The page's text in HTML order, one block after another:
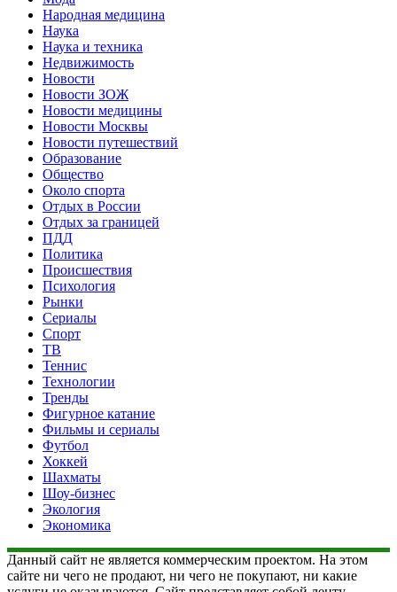
Народная медицина
Наука
Наука и техника
Недвижимость
Новости
Новости ЗОЖ
Новости медицины
Новости Москвы
Новости путешествий
Образование
Общество
Около спорта
Отдых в России
Отдых за границей
ПДД
Политика
Происшествия
Психология
Рынки
Сериалы
Спорт
ТВ
Теннис
Технологии
Тренды
Фигурное катание
Фильмы и сериалы
Футбол
Хоккей
Шахматы
Шоу-бизнес
Экология
Экономика
Данный сайт не является коммерческим проектом. На этом
сайте ни чего не продают, ни чего не покупают, ни какие